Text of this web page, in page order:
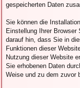
gespeicherten Daten
Sie können die
Einstellung Ihrer Browser
darauf hin, dass Sie in
Funktionen dieser
Nutzung dieser Website
Sie erhobenen Daten
Weise und zu dem zuvor